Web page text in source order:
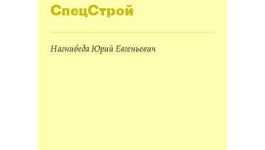
СпецСтрой
Нагнибеда Юрий Евгеньевич